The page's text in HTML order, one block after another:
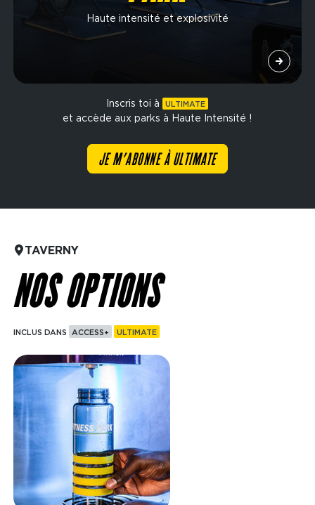
Haute intensité et explosivité
Inscris toi à ULTIMATE
et accède aux parks à Haute Intensité !
JE M’ABONNE À ULTIMATE
TAVERNY
NOS OPTIONS
INCLUS DANS ACCESS+ ULTIMATE
Image